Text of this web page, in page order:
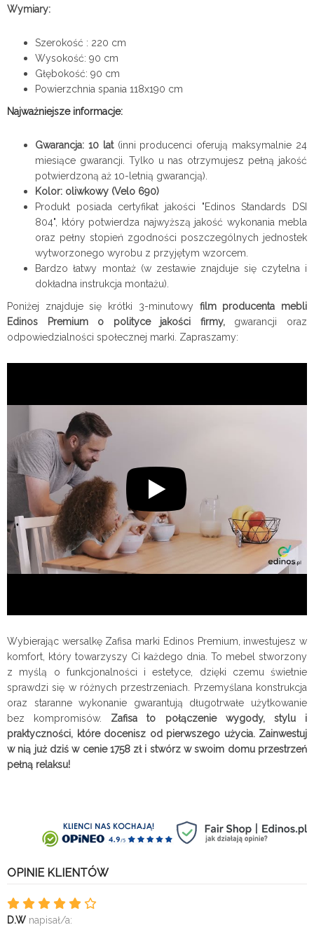
Wymiary:
Szerokość : 220 cm
Wysokość: 90 cm
Głębokość: 90 cm​​
Powierzchnia spania 118x190 cm
Najważniejsze informacje:
Gwarancja: 10 lat (inni producenci oferują maksymalnie 24
miesiące gwarancji. Tylko u nas otrzymujesz pełną jakość
potwierdzoną aż 10-letnią gwarancją).
Kolor: oliwkowy (Velo 690)
Produkt posiada certyfikat jakości "Edinos Standards DSI
804", który potwierdza najwyższą jakość wykonania mebla
oraz pełny stopień zgodności poszczególnych jednostek
wytworzonego wyrobu z przyjętym wzorcem.
Bardzo łatwy montaż (w zestawie znajduje się czytelna i
dokładna instrukcja montażu).
Poniżej znajduje się krótki 3-minutowy film producenta mebli
Edinos Premium o polityce jakości firmy, gwarancji oraz
odpowiedzialności społecznej marki. Zapraszamy:
Wybierając wersalkę Zafisa marki Edinos Premium, inwestujesz w
komfort, który towarzyszy Ci każdego dnia. To mebel stworzony
z myślą o funkcjonalności i estetyce, dzięki czemu świetnie
sprawdzi się w różnych przestrzeniach. Przemyślana konstrukcja
oraz staranne wykonanie gwarantują długotrwałe użytkowanie
bez kompromisów. Zafisa to połączenie wygody, stylu i
praktyczności, które docenisz od pierwszego użycia. Zainwestuj
w nią już dziś w cenie 1758 zł i stwórz w swoim domu przestrzeń
pełną relaksu!
OPINIE KLIENTÓW
D.W napisał/a: